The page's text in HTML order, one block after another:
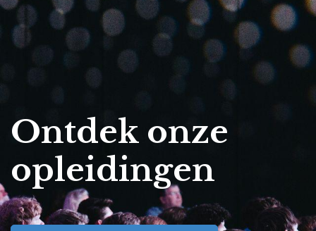
Ontdek onze
opleidingen